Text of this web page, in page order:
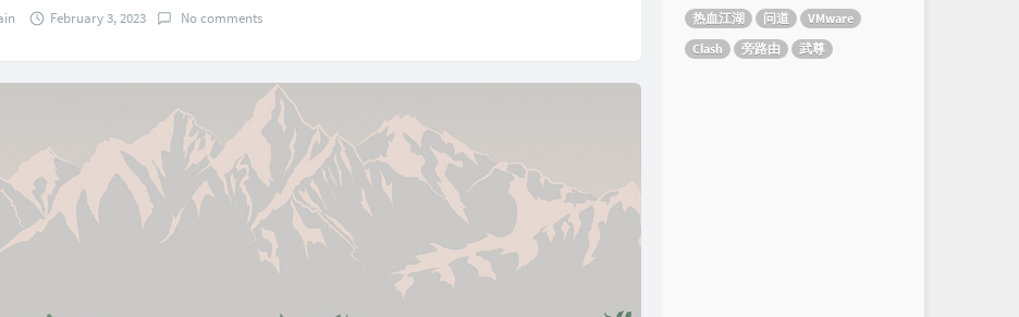
February 3, 2023 No comments
热血江湖
问道
VMware
Clash
旁路由 武尊